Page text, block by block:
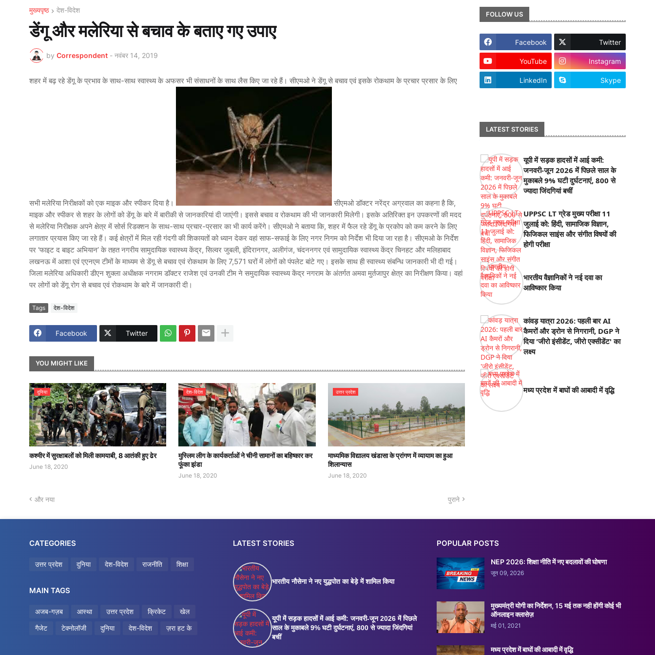
मुख्यपृष्ठ देश-विदेश
डेंगू और मलेरिया से बचाव के बताए गए उपाए
by Correspondent - नवंबर 14, 2019
शहर में बढ़ रहे डेंगू के प्रभाव के साथ-साथ स्वास्थ्य के अफसर भी संसाधनों के साथ लैस किए जा रहे हैं। सीएमओ ने डेंगू से बचाव एवं इसके रोकथाम के प्रचार प्रसार के लिए
सभी मलेरिया निरीक्षकों को एक माइक और स्पीकर दिया है।
सीएमओ डॉक्टर नरेंद्र अग्रवाल का कहना है कि,
माइक और स्पीकर से शहर के लोगों को डेंगू के बारे में बारीकी से जानकारियां दी जाएंगी। इससे बचाव व रोकथाम की भी जानकारी मिलेगी। इसके अतिरिक्त इन उपकरणों की मदद
से मलेरिया निरीक्षक अपने क्षेत्र में सोर्स रिडक्शन के साथ-साथ प्रचार-प्रसार का भी कार्य करेंगे। सीएमओ ने बताया कि, शहर में फैल रहे डेंगू के प्रकोप को कम करने के लिए
लगातार प्रयास किए जा रहे हैं। कई क्षेत्रों में मिल रही गंदगी की शिकायतों को ध्यान देकर वहां साफ-सफाई के लिए नगर निगम को निर्देश भी दिया जा रहा है। सीएमओ के निर्देश
पर ‘फाइट द बाइट अभियान’ के तहत नगरीय सामुदायिक स्वास्थ्य केंद्र, सिल्वर जुबली, इंदिरानगर, अलीगंज, चंदननगर एवं सामुदायिक स्वास्थ्य केंद्र चिनहट और मलिहाबाद
लखनऊ में आशा एवं एएनएम टीमों के माध्यम से डेंगू से बचाव एवं रोकथाम के लिए 7,571 घरों में लोगों को पंपलेट बांटे गए। इसके साथ ही स्वास्थ्य संबन्धि जानकारी भी दी गई।
जिला मलेरिया अधिकारी डीएन शुक्ला अधीक्षक नगराम डॉक्टर राजेश एवं उनकी टीम ने समुदायिक स्वास्थ्य केंद्र नगराम के अंतर्गत अमवा मुर्तजापुर क्षेत्र का निरीक्षण किया। वहां
पर लोगों को डेंगू रोग से बचाव एवं रोकथाम के बारे में जानकारी दी।
Tags देश-विदेश
Facebook Twitter
YOU MIGHT LIKE
दुनिया
कश्मीर में सुरक्षाबलों को मिली कामयाबी, 8 आतंकी हुए ढेर
June 18, 2020
देश-विदेश
मुस्लिम लीग के कार्यकर्ताओं ने चीनी सामानों का बहिष्कार कर
फूंका झंडा
June 18, 2020
उत्तर प्रदेश
माध्यमिक विद्यालय खंडासा के प्रांगण में व्यायाम का हुआ
शिलान्यास
June 18, 2020
और नया पुराने
FOLLOW US
Facebook Twitter
YouTube Instagram
LinkedIn Skype
LATEST STORIES
यूपी में सड़क हादसों में आई कमी:
जनवरी-जून 2026 में पिछले साल के
मुकाबले 9% घटी दुर्घटनाएं, 800 से
ज्यादा जिंदगियां बचीं
UPPSC LT ग्रेड मुख्य परीक्षा 11
जुलाई को: हिंदी, सामाजिक विज्ञान,
फिजिकल साइंस और संगीत विषयों की
होगी परीक्षा
भारतीय वैज्ञानिकों ने नई दवा का
आविष्कार किया
कांवड़ यात्रा 2026: पहली बार AI
कैमरों और ड्रोन से निगरानी, DGP ने
दिया 'जीरो इंसीडेंट, जीरो एक्सीडेंट' का
लक्ष्य
मध्य प्रदेश में बाघों की आबादी में वृद्धि
CATEGORIES
उत्तर प्रदेश दुनिया देश-विदेश राजनीति शिक्षा
MAIN TAGS
अजब-गज़ब आस्था उत्तर प्रदेश क्रिकेट
खेल
गैजेट
टेक्नोलॉजी दुनिया देश-विदेश ज़रा हट के
LATEST STORIES
भारतीय नौसेना ने नए युद्धपोत का बेड़े में शामिल किया
यूपी में सड़क हादसों में आई कमी: जनवरी-जून 2026 में पिछले
साल के मुकाबले 9% घटी दुर्घटनाएं, 800 से ज्यादा जिंदगियां
बचीं
POPULAR POSTS
NEP 2026: शिक्षा नीति में नए बदलावों की घोषणा
जून 09, 2026
मुख्यमंत्री योगी का निर्देशन, 15 मई तक नही होंगी कोई भी
ऑनलाइन क्लासेज़
मई 01, 2021
मध्य प्रदेश में बाघों की आबादी में वृद्धि